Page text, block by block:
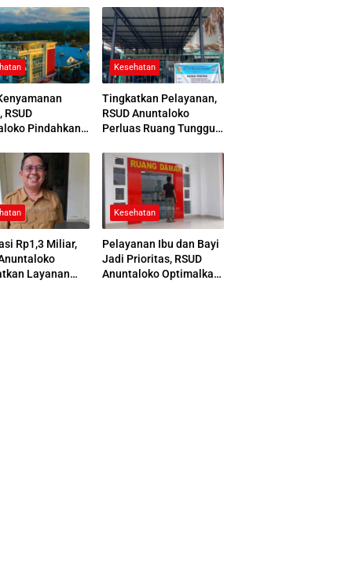
RSUD
Pindahkan
Kesehatan
Tingkatkan Pelayanan,
RSUD Anuntaloko
Perluas Ruang Tunggu
Parkir
Rp1,3 Miliar,
Layanan
Kesehatan
Pelayanan Ibu dan Bayi
Jadi Prioritas, RSUD
Anuntaloko Optimalkan